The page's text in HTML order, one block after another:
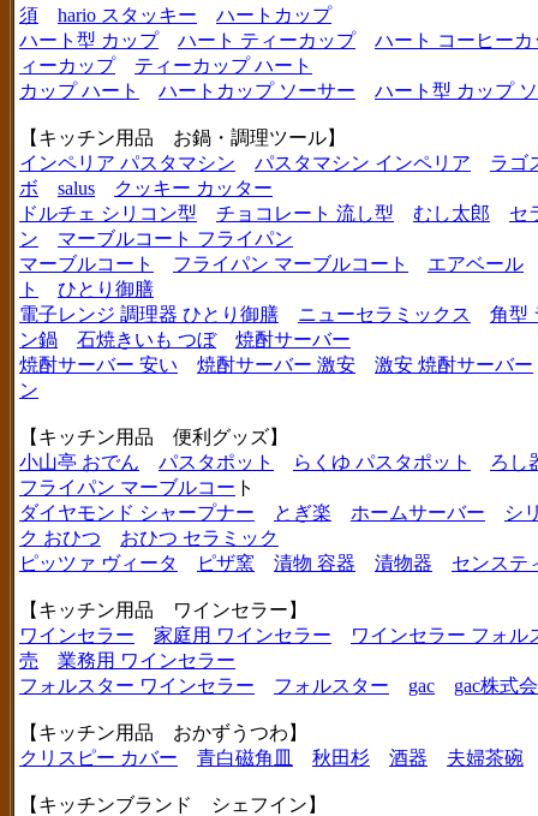
須 hario スタッキー
ハートカップ
ハート型 カップ
ハート ティーカップ
ハート コーヒーカ
ィーカップ
ティーカップ ハート
カップ ハート
ハートカップ ソーサー ハート型 カップ
【キッチン用品 お鍋・調理ツール】
インペリア パスタマシン
パスタマシン インペリア
ラゴ
ボ
salus
クッキー カッター
ドルチェ シリコン型
チョコレート 流し型 むし太郎
セ
ン
マーブルコート フライパン
マーブルコート
フライパン マーブルコート
エアベール
ト
ひとり御膳
電子レンジ 調理器 ひとり御膳
ニューセラミックス
角型
ン鍋
石焼きいも つぼ
焼酎サーバー
焼酎サーバー 安い
焼酎サーバー 激安
激安 焼酎サーバー
ン
【キッチン用品 便利グッズ】
小山亭 おでん
パスタポット らくゆ パスタポット
ろし
フライパン マーブルコー ト
ダイヤモンド シャープナー
とぎ楽 ホームサーバー
シ
ク おひつ
おひつ セラミック
ピッツァ ヴィータ
ピザ窯 漬物 容器 漬物器 センステ
【キッチン用品 ワインセラー】
ワインセラー
家庭用 ワインセラー
ワインセラー フォル
売
業務用 ワインセラー
フォルスター ワインセラー
フォルスター gac gac株式
【キッチン用品 おかずうつわ】
クリスピー カバー
青白磁角皿 秋田杉 酒器 夫婦茶碗
【キッチンブランド シェフイン】